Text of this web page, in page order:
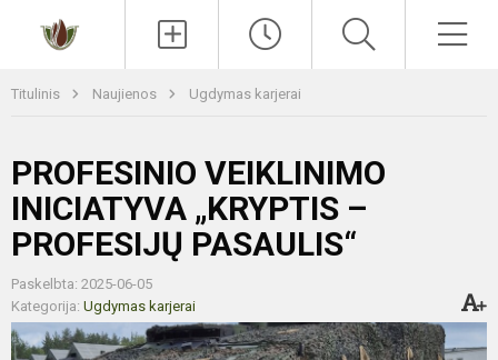
Titulinis Naujienos Ugdymas karjerai
PROFESINIO VEIKLINIMO
INICIATYVA „KRYPTIS –
PROFESIJŲ PASAULIS“
Paskelbta: 2025-06-05
Kategorija: Ugdymas karjerai